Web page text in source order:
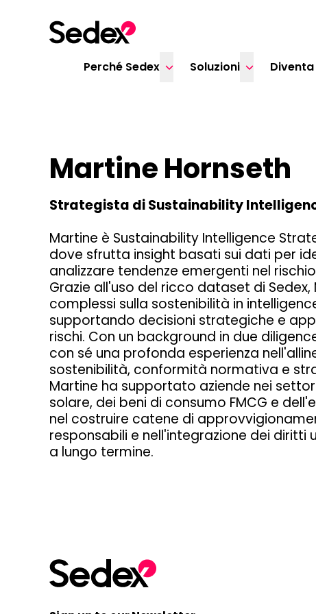
Perché Sedex
Soluzioni
Martine Hornseth
Strategista di Sustainability
Martine è Sustainability Intelligence
dove sfrutta insight basati sui dati per
analizzare tendenze emergenti nel
Grazie all'uso del ricco dataset di Sedex,
complessi sulla sostenibilità in
supportando decisioni strategiche e
rischi. Con un background in due
con sé una profonda esperienza
sostenibilità, conformità normativa e
Martine ha supportato aziende nei
solare, dei beni di consumo FMCG e
nel costruire catene di
responsabili e nell'integrazione dei diritti
a lungo termine.